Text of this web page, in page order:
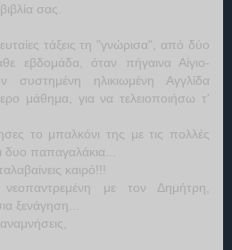
σας.
τάξεις τη "γνώρισα", από δύο
εβδομάδα, όταν πήγαινα Αίγιο-
συστημένη ηλικιωμένη Αγγλίδα
μάθημα, για να τελειοποιήσω τ'
το μπαλκόνι της με τις πολλές
δυο παπαγαλάκια...
καιρό!!!
με τον Δημήτρη,
ξενάγηση...